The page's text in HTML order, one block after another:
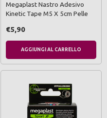
Megaplast Nastro Adesivo
Kinetic Tape M5 X 5cm Pelle
€5,90
AGGIUNGI AL CARRELLO